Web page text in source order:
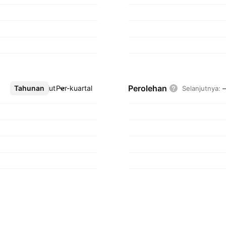
Tahunan Per-kuartal
Lebih lanjut Perolehan Selanjutnya: